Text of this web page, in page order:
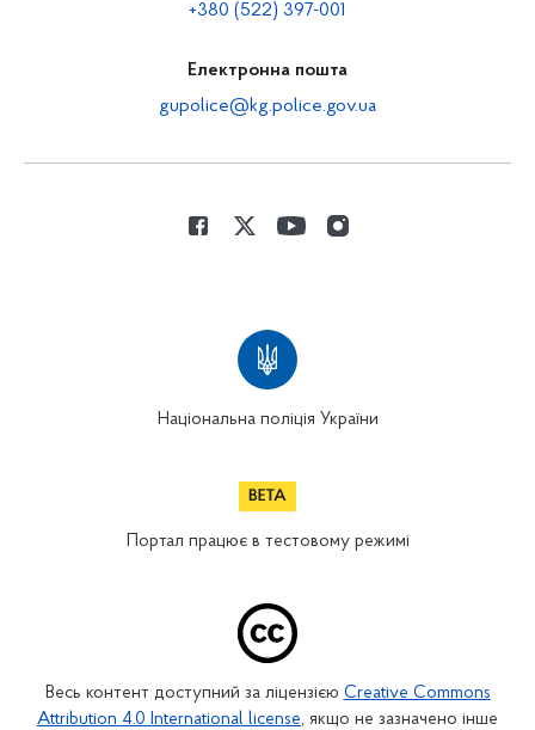
+380 (522) 397-001
Електронна пошта
gupolice@kg.police.gov.ua
Національна поліція України
Портал працює в тестовому режимі
Весь контент доступний за ліцензією Creative Commons
Attribution 4.0 International license, якщо не зазначено інше